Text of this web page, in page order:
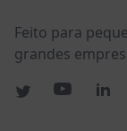
Feito para
grandes